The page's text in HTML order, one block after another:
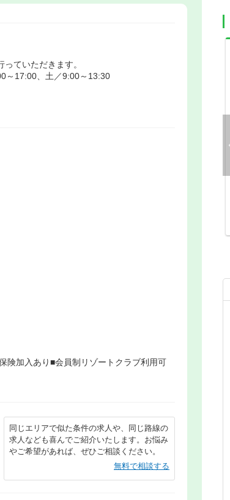
ていただきます。
～17:00、土／9:00～13:30
加入あり■会員制リゾートクラブ利用可
同じエリアで似た条件の求人や、同じ路線の
求人なども喜んでご紹介いたします。お悩み
やご希望があれば、ぜひご相談ください。
無料で相談する